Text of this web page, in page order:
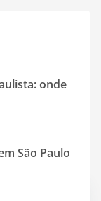
onde
São Paulo